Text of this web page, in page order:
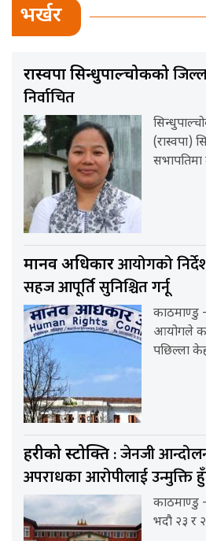
भर्खर
रास्वपा सिन्धुपाल्चोकको
निर्वाचित
सिन्धुपाल्चोक
(रास्वपा)
सभापतिमा
मानव अधिकारआयोगको
सहज आपूर्ति सुनिश्चित गर्नू
काठमाण्डु
आयोगले
पछिल्ला
प्रहरीको प्रस्टोक्ति : जेनजी
अपराधका आरोपीलाई उन्मुक्ति
काठमाण्डु
भदौ २३ र